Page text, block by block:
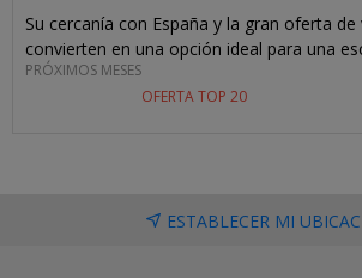
Su cercanía con España y la gran oferta
convierten en una opción ideal para una
PRÓXIMOS MESES
OFERTA TOP 20
ESTABLECER MI